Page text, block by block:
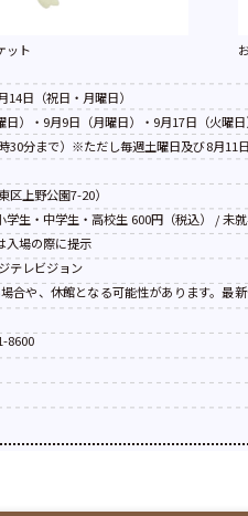
ット
日（祝日・月曜日）
）・9月9日（月曜日）・9月17日（火曜
30分まで）※ただし毎週土曜日及び8月
上野公園7-20）
生・中学生・高校生 600円（税込） /
入場の際に提示
テレビジョン
合や、休館となる可能性があります。最
8600